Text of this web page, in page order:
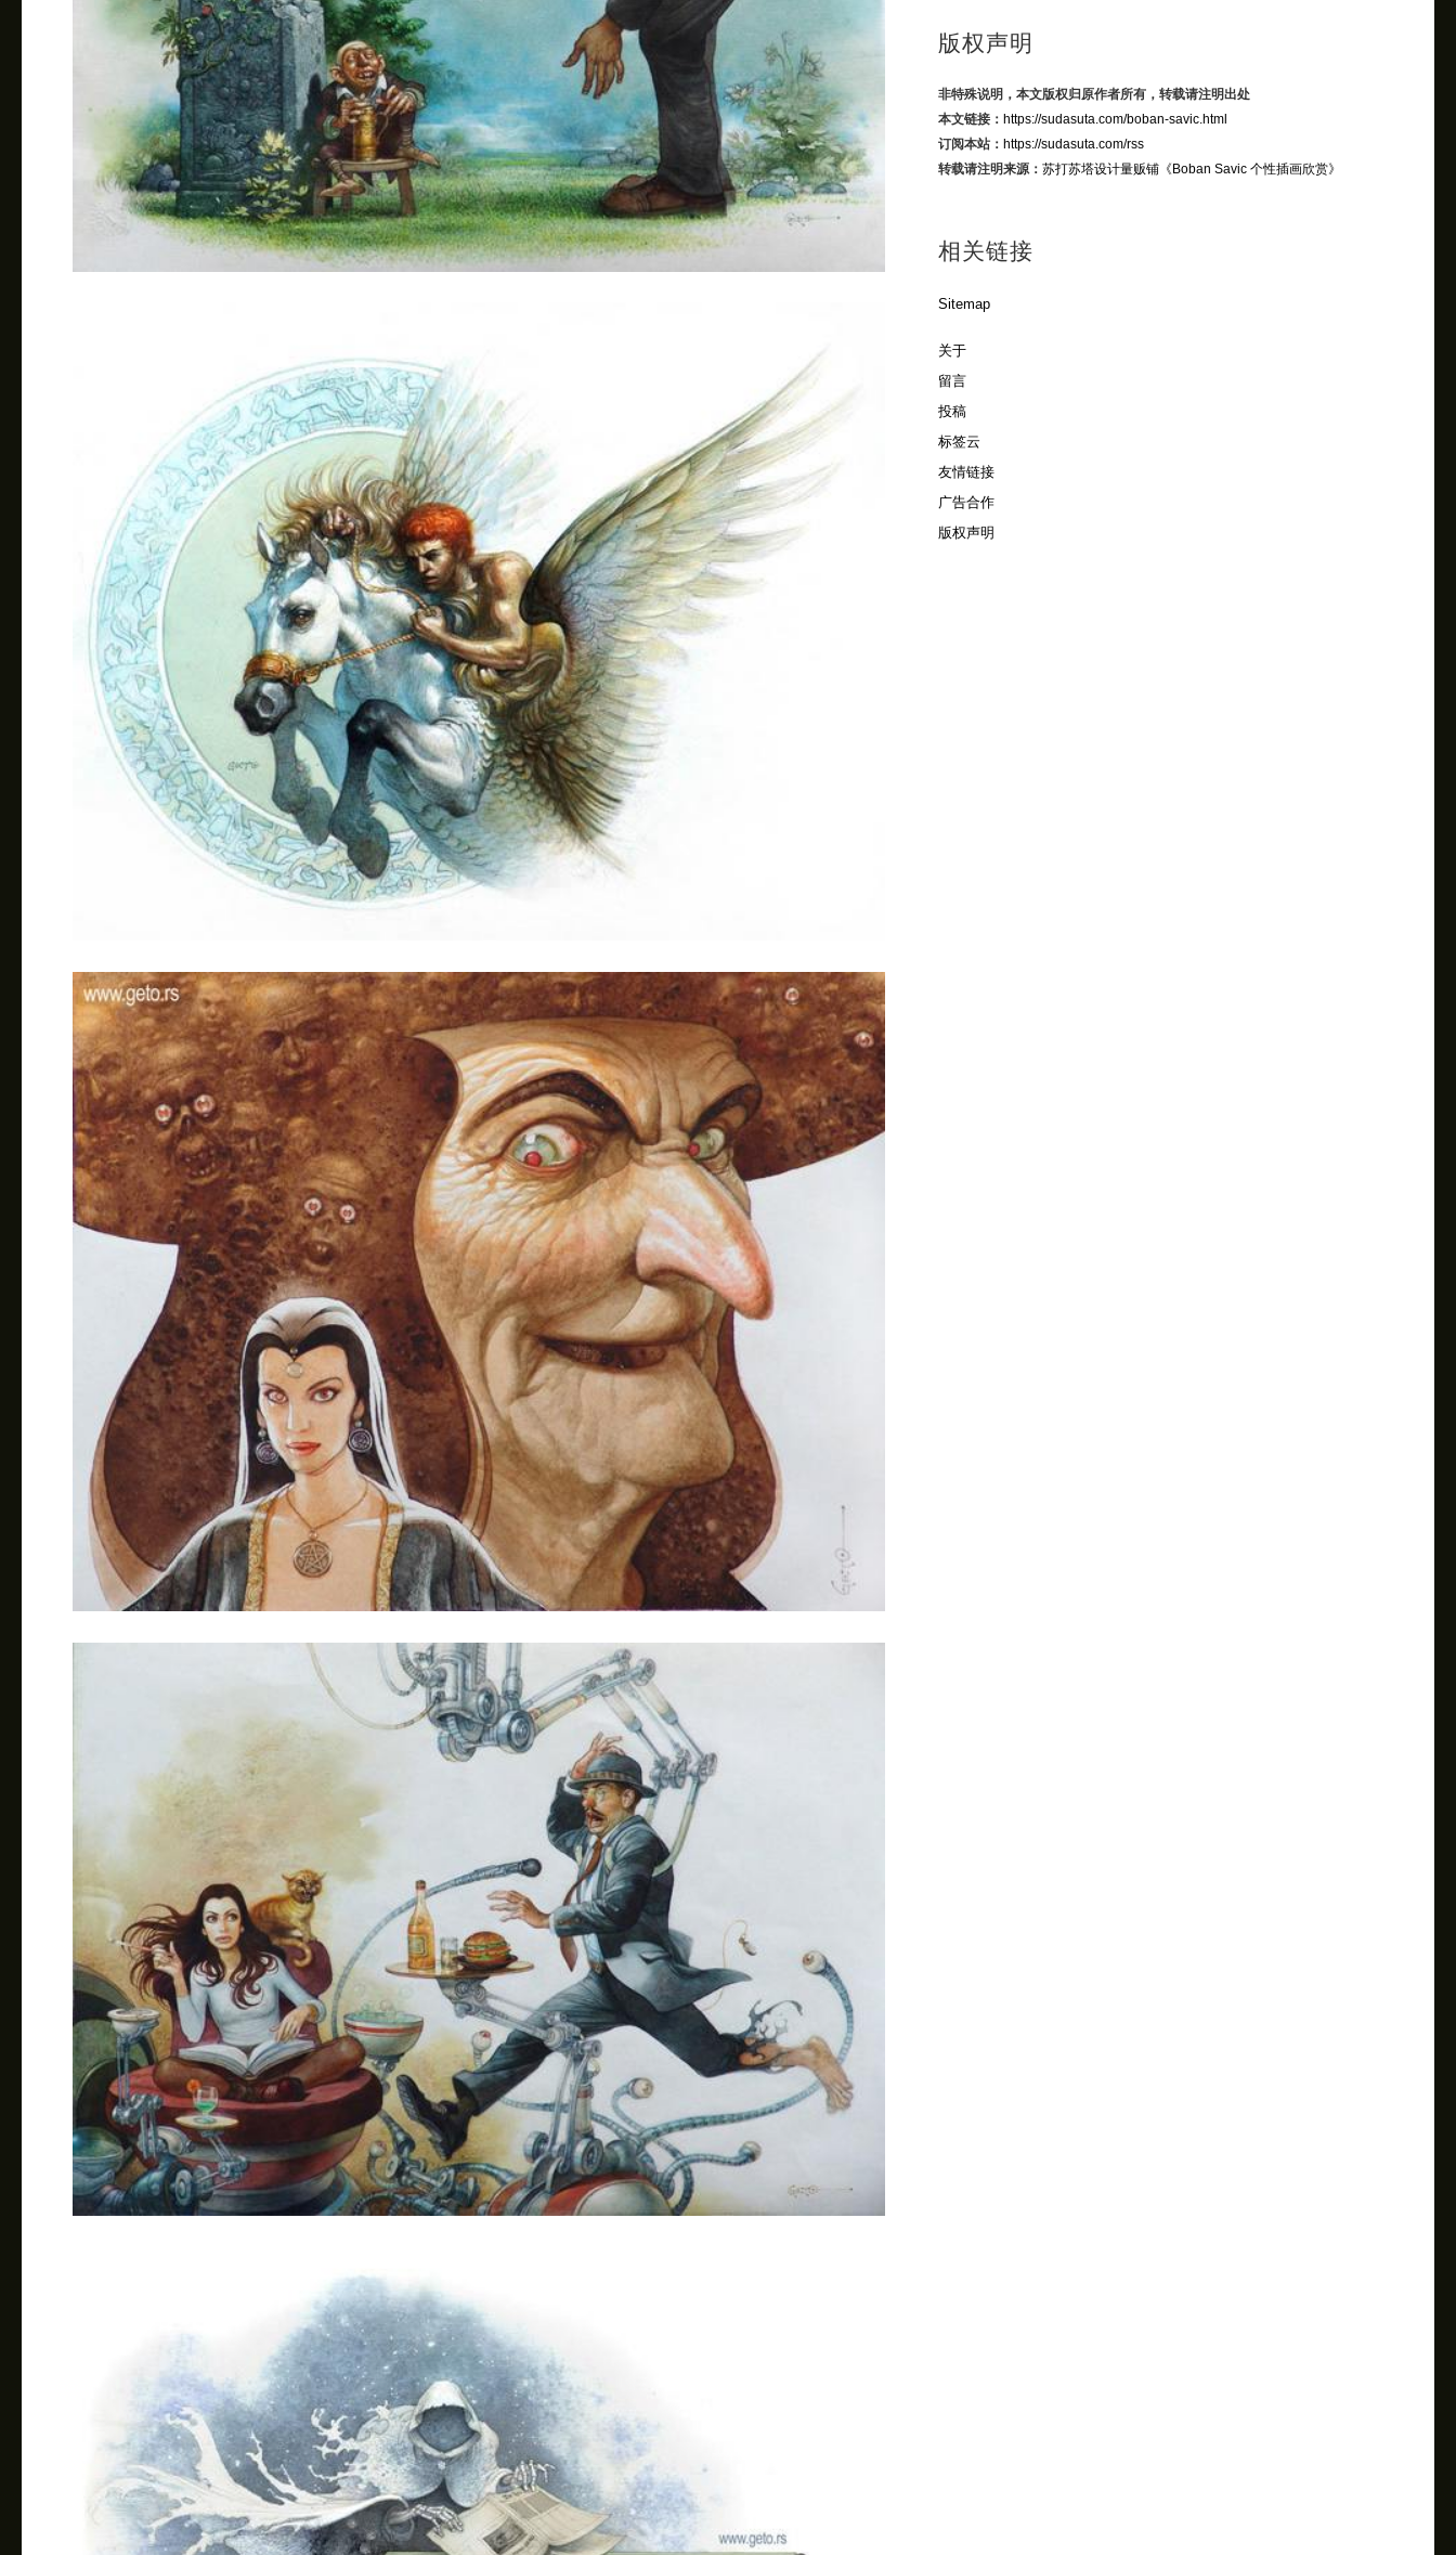
版权声明
非特殊说明，本文版权归原作者所有，转载请注明出处
本文链接： https://sudasuta.com/boban-savic.html
订阅本站： https://sudasuta.com/rss
转载请注明来源： 苏打苏塔设计量贩铺《Boban Savic 个性插画欣赏》
相关链接
Sitemap
关于
留言
投稿
标签云
友情链接
广告合作
版权声明